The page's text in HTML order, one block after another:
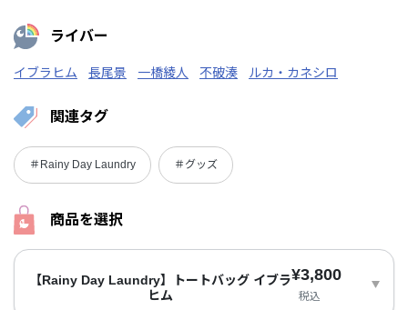
ライバー
イブラヒム 長尾景 一橋綾人 不破湊 ルカ・カネシロ
関連タグ
＃Rainy Day Laundry ＃グッズ
商品を選択
【Rainy Day Laundry】トートバッグ イブラ
ヒム
¥3,800
税込